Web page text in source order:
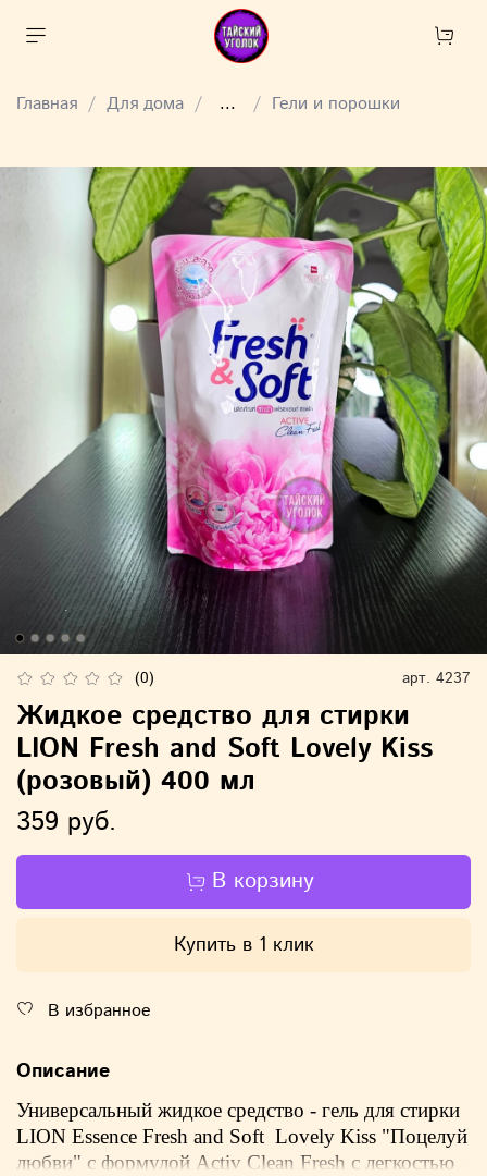
Главная Для дома ... Гели и порошки
(0) арт. 4237
Жидкое средство для стирки
LION Fresh and Soft Lovely Kiss
(розовый) 400 мл
359 руб.
В корзину
Купить в 1 клик
В избранное
Описание
Универсальный жидкое средство - гель для стирки
LION Essence Fresh and Soft Lovely Kiss "Поцелуй
любви" с формулой Activ Clean Fresh с легкостью